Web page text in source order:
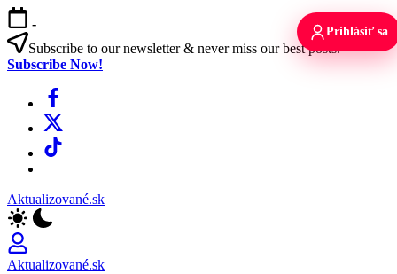
Skip
to
content
-
Subscribe to our newsletter & never miss our best posts.
Subscribe Now!
Facebook
X
TikTok
Aktualizované.sk
Aktualizované.sk
Prihlásiť sa